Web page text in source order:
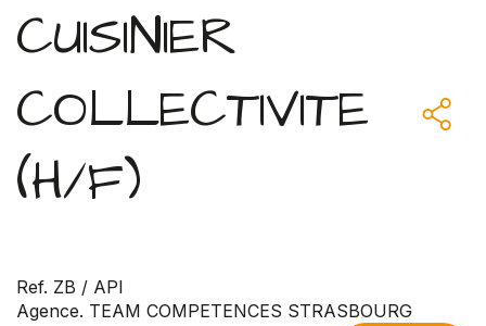
CUISINIER
COLLECTIVITE
(H/F)
Ref. ZB / API
Agence. TEAM COMPETENCES STRASBOURG